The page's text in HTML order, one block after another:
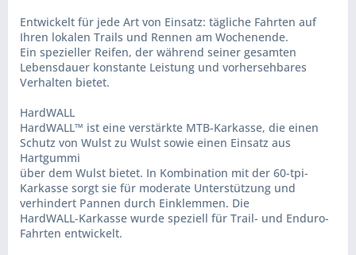
Entwickelt für jede Art von Einsatz: tägliche Fahrten auf
Ihren lokalen Trails und Rennen am Wochenende.
Ein spezieller Reifen, der während seiner gesamten
Lebensdauer konstante Leistung und vorhersehbares
Verhalten bietet.
HardWALL
HardWALL™ ist eine verstärkte MTB-Karkasse, die einen
Schutz von Wulst zu Wulst sowie einen Einsatz aus
Hartgummi
über dem Wulst bietet. In Kombination mit der 60-tpi-
Karkasse sorgt sie für moderate Unterstützung und
verhindert Pannen durch Einklemmen. Die
HardWALL-Karkasse wurde speziell für Trail- und Enduro-
Fahrten entwickelt.